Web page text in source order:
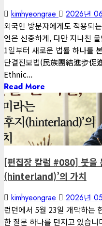
kimhyeongrae 2026년
외국인 방문자에게도 적용되
언은 신중하게, 다만 지나친
1일부터 새로운 법률 하나를
단결진보법(民族團結進步
Ethnic...
Read More
1 minute read
게재된 글
편집장 칼럼
[편집장 칼럼 #080] 붓을
(hinterland)’의 가치
kimhyeongrae 2026년
런던에서 5월 23일 개막하는
한 질문 하나를 던지고 있습